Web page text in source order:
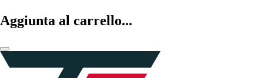
Aggiunta al carrello...